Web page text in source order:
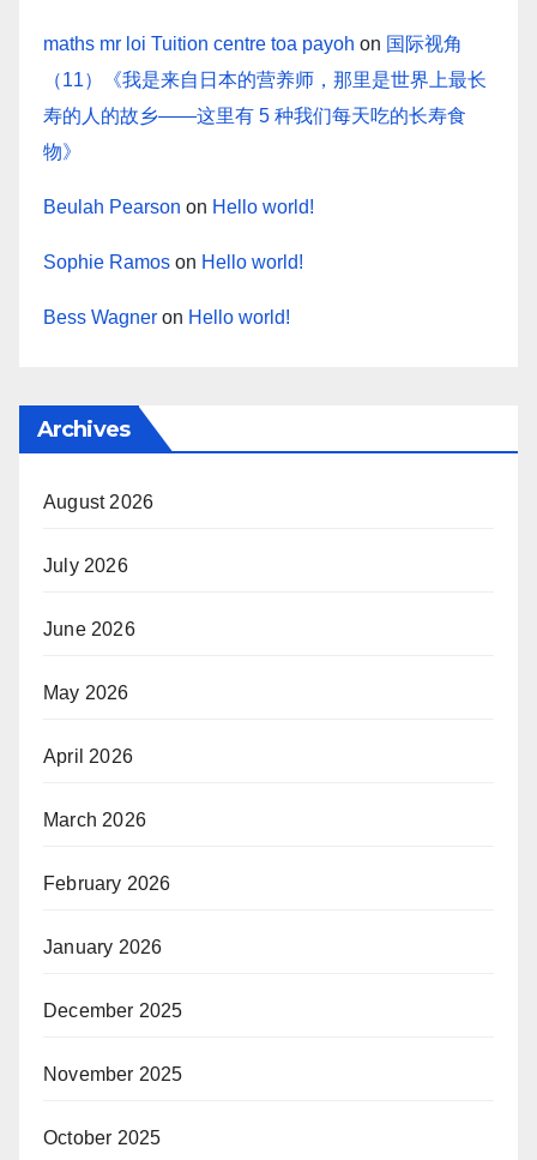
maths mr loi Tuition centre toa payoh on 国际视角
（11）《我是来自日本的营养师，那里是世界上最长
寿的人的故乡——这里有 5 种我们每天吃的长寿食
物》
Beulah Pearson on Hello world!
Sophie Ramos on Hello world!
Bess Wagner on Hello world!
Archives
August 2026
July 2026
June 2026
May 2026
April 2026
March 2026
February 2026
January 2026
December 2025
November 2025
October 2025